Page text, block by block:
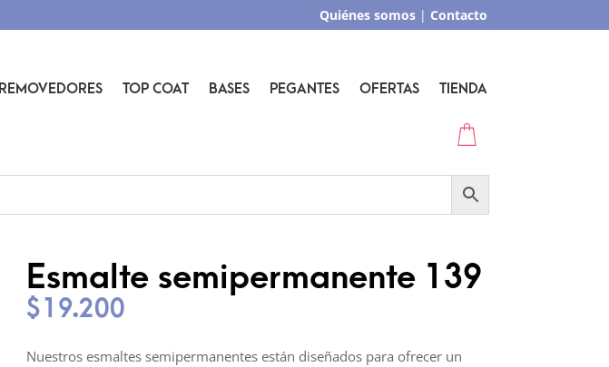
Quiénes somos| Contacto
REMOVEDORES TOP COAT BASES PEGANTES OFERTAS TIENDA
Esmalte semipermanente 139
$19.200
Nuestros esmaltes semipermanentes están diseñados para ofrecer un